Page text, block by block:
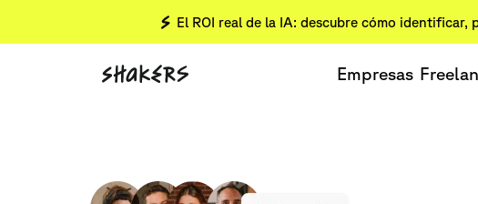
El ROI real de la IA: descubre cómo
Empresas